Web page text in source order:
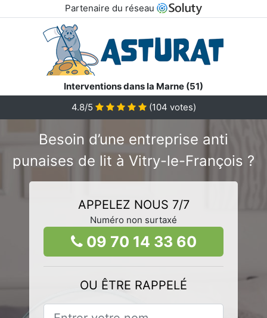
Partenaire du réseau
Interventions dans la Marne (51)
4.8/5
(104 votes)
Besoin d’une entreprise anti
punaises de lit à Vitry-le-François ?
APPELEZ NOUS 7/7
Numéro non surtaxé
09 70 14 33 60
OU ÊTRE RAPPELÉ